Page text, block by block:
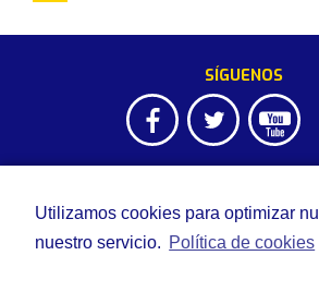
Utilizamos cookies para optimizar
nuestro servicio. Política de cookies
MODALIDADES DE SOCIO
SÍGUENOS